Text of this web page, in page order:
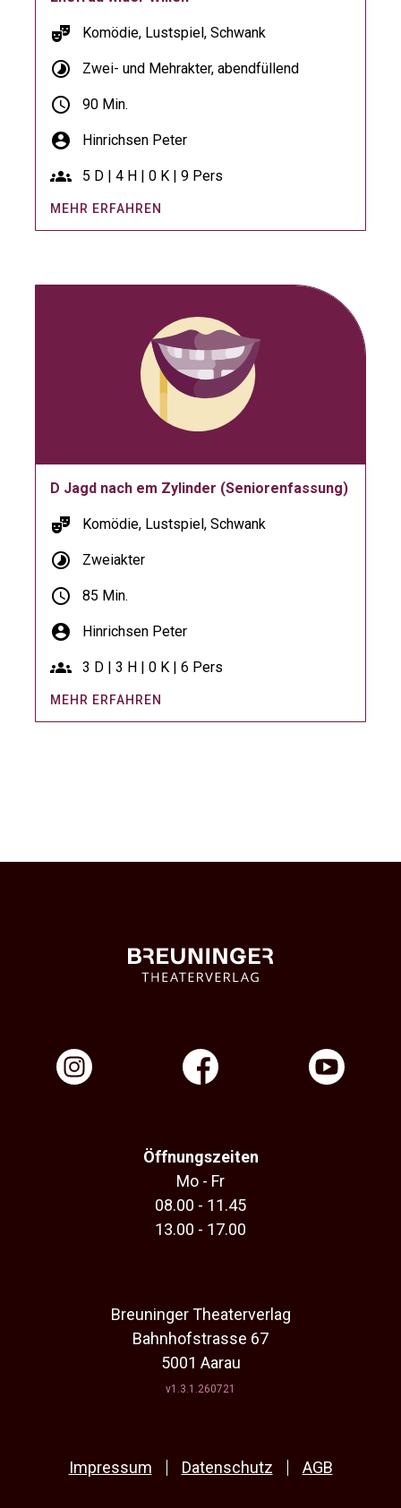
theater_comedy Komödie, Lustspiel, Schwank
timelapse Zwei- und Mehrakter, abendfüllend
schedule 90 Min.
account_circle Hinrichsen Peter
groups 5 D | 4 H | 0 K | 9 Pers
MEHR ERFAHREN
D Jagd nach em Zylinder (Seniorenfassung)
theater_comedy Komödie, Lustspiel, Schwank
timelapse Zweiakter
schedule 85 Min.
account_circle Hinrichsen Peter
groups 3 D | 3 H | 0 K | 6 Pers
MEHR ERFAHREN
Öffnungszeiten
Mo - Fr
08.00 - 11.45
13.00 - 17.00
Breuninger Theaterverlag
Bahnhofstrasse 67
5001 Aarau
v1.3.1.260721
Impressum Datenschutz AGB